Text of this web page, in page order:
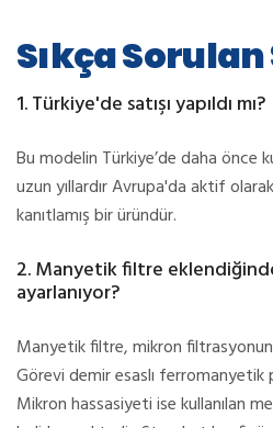
Sıkça
1. Türkiye'de satışı yapıldı mı?
Bu modelin Türkiye’de daha önce
uzun yıllardır Avrupa'da aktif
kanıtlamış bir üründür.
2. Manyetik filtre
ayarlanıyor?
Manyetik filtre, mikron
Görevi demir esaslı ferromanyetik
Mikron hassasiyeti ise kullanılan